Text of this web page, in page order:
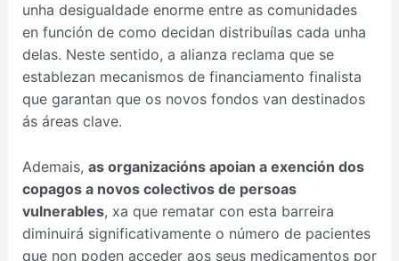
unha desigualdade enorme entre as comunidades
en función de como decidan distribuílas cada unha
delas. Neste sentido, a alianza reclama que se
establezan mecanismos de financiamento finalista
que garantan que os novos fondos van destinados
ás áreas clave.
Ademais, as organizacións apoian a exención dos
copagos a novos colectivos de persoas
vulnerables, xa que rematar con esta barreira
diminuirá significativamente o número de pacientes
que non poden acceder aos seus medicamentos por